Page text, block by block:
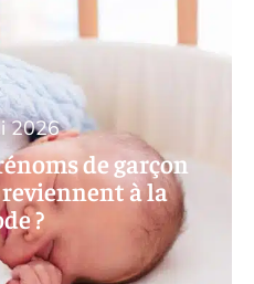
de garçon
à la
?
2026